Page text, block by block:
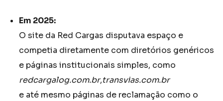
Em 2025:
O site da Red Cargas disputava espaço e
competia diretamente com diretórios genéricos
e páginas institucionais simples, como
redcargalog.com.br,transvias.com.br
e até mesmo páginas de reclamação como o